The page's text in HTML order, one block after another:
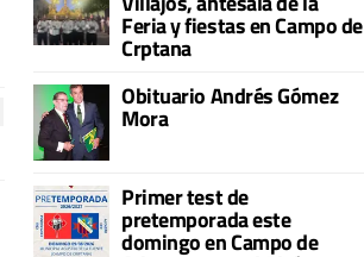
Feria y fiestas en Campo de
Crptana
Obituario Andrés Gómez
Mora
Primer test de
pretemporada este
domingo en Campo de